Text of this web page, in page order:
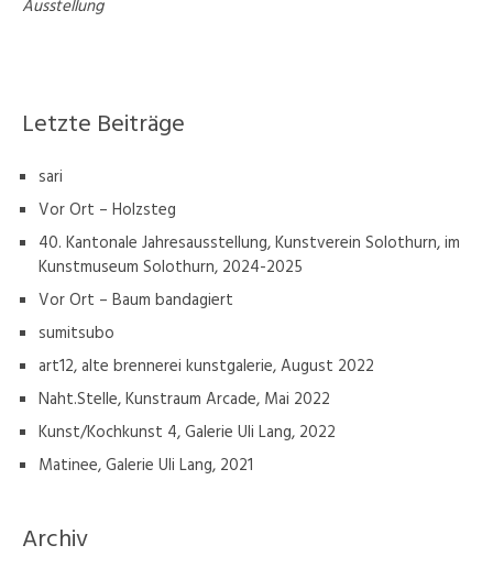
Ausstellung
Letzte Beiträge
sari
Vor Ort – Holzsteg
40. Kantonale Jahresausstellung, Kunstverein Solothurn, im
Kunstmuseum Solothurn, 2024-2025
Vor Ort – Baum bandagiert
sumitsubo
art12, alte brennerei kunstgalerie, August 2022
Naht.Stelle, Kunstraum Arcade, Mai 2022
Kunst/Kochkunst 4, Galerie Uli Lang, 2022
Matinee, Galerie Uli Lang, 2021
Archiv